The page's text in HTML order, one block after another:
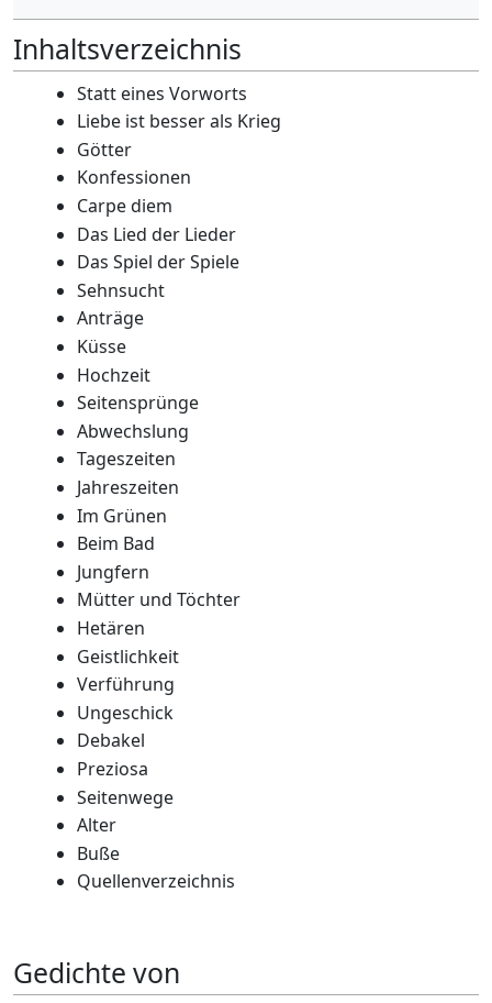
Inhaltsverzeichnis
Statt eines Vorworts
Liebe ist besser als Krieg
Götter
Konfessionen
Carpe diem
Das Lied der Lieder
Das Spiel der Spiele
Sehnsucht
Anträge
Küsse
Hochzeit
Seitensprünge
Abwechslung
Tageszeiten
Jahreszeiten
Im Grünen
Beim Bad
Jungfern
Mütter und Töchter
Hetären
Geistlichkeit
Verführung
Ungeschick
Debakel
Preziosa
Seitenwege
Alter
Buße
Quellenverzeichnis
Gedichte von